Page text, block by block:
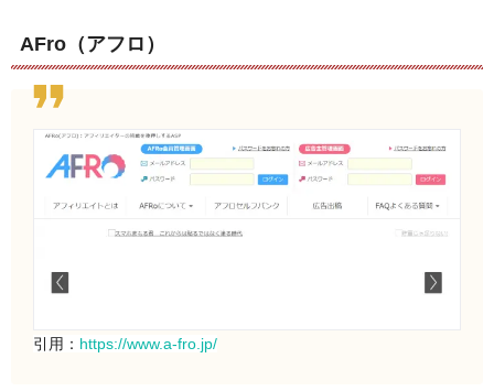
AFro（アフロ）
引用： https://www.a-fro.jp/